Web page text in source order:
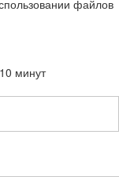
файлов
минут